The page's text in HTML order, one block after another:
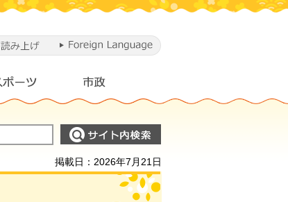
掲載日：2026年7月21日